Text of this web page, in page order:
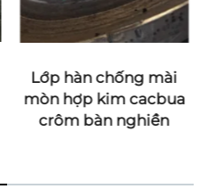
Lớp hàn chống mài
mòn hợp kim cacbua
crôm bàn nghiền